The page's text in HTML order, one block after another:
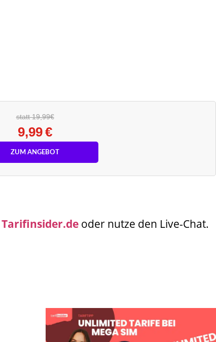
statt 19,99€
9,99 €
ZUM ANGEBOT
Tarifinsider.de oder nutze den Live-Chat.